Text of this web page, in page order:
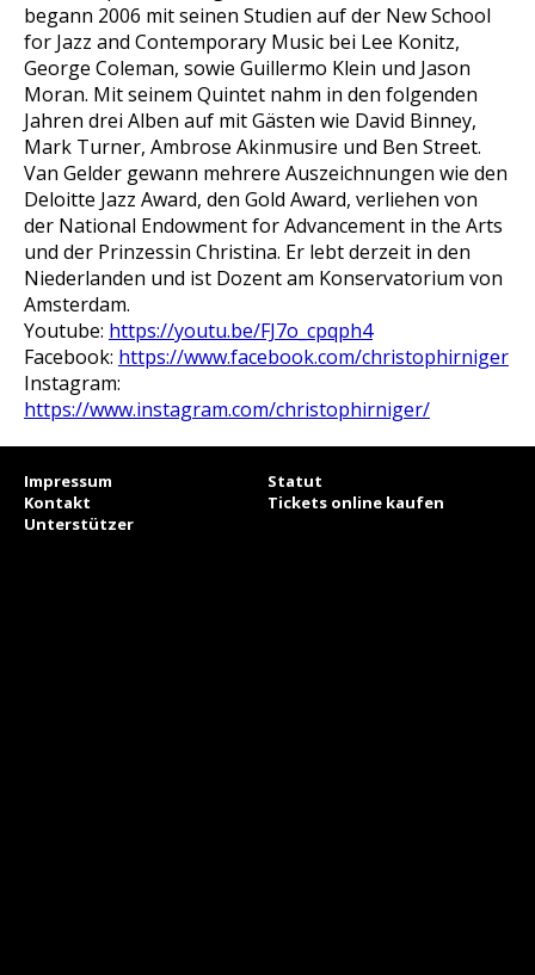
begann 2006 mit seinen Studien auf der New School
for Jazz and Contemporary Music bei Lee Konitz,
George Coleman, sowie Guillermo Klein und Jason
Moran. Mit seinem Quintet nahm in den folgenden
Jahren drei Alben auf mit Gästen wie David Binney,
Mark Turner, Ambrose Akinmusire und Ben Street.
Van Gelder gewann mehrere Auszeichnungen wie den
Deloitte Jazz Award, den Gold Award, verliehen von
der National Endowment for Advancement in the Arts
und der Prinzessin Christina. Er lebt derzeit in den
Niederlanden und ist Dozent am Konservatorium von
Amsterdam.
Youtube: https://youtu.be/FJ7o_cpqph4
Facebook: https://www.facebook.com/christophirniger
Instagram:
https://www.instagram.com/christophirniger/
Impressum
Statut
Kontakt
Tickets online kaufen
Unterstützer